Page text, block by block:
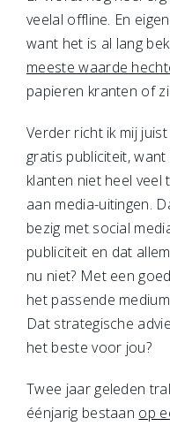
veelal offline. En
want het is al lang
meeste waarde
papieren kranten of
Verder richt ik mij
gratis publiciteit,
klanten niet heel veel
aan media-uitingen.
bezig met social
publiciteit en dat
nu niet? Met een
het passende
Dat strategische
het beste voor jou?
Twee jaar geleden
éénjarig bestaan op